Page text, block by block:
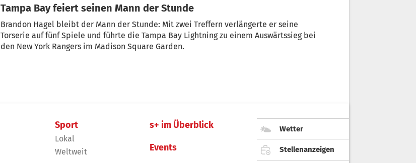
Tampa Bay feiert seinen Mann der Stunde
Brandon Hagel bleibt der Mann der Stunde: Mit zwei Treffern verlängerte er seine
Torserie auf fünf Spiele und führte die Tampa Bay Lightning zu einem Auswärtssieg bei
den New York Rangers im Madison Square Garden.
Sport
Lokal
Weltweit
s+ im Überblick
Events
Wetter
Stellenanzeigen